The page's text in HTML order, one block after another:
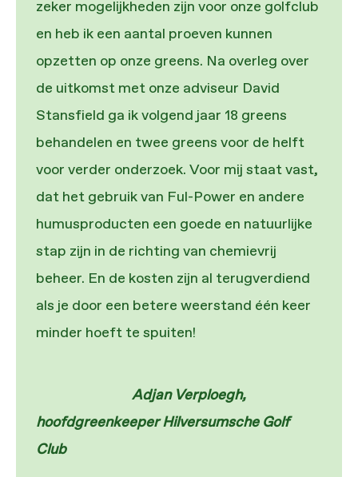
zeker mogelijkheden zijn voor onze golfclub
en heb ik een aantal proeven kunnen
opzetten op onze greens. Na overleg over
de uitkomst met onze adviseur David
Stansfield ga ik volgend jaar 18 greens
behandelen en twee greens voor de helft
voor verder onderzoek. Voor mij staat vast,
dat het gebruik van Ful-Power en andere
humusproducten een goede en natuurlijke
stap zijn in de richting van chemievrij
beheer. En de kosten zijn al terugverdiend
als je door een betere weerstand één keer
minder hoeft te spuiten!
Adjan Verploegh,
hoofdgreenkeeper Hilversumsche Golf
Club